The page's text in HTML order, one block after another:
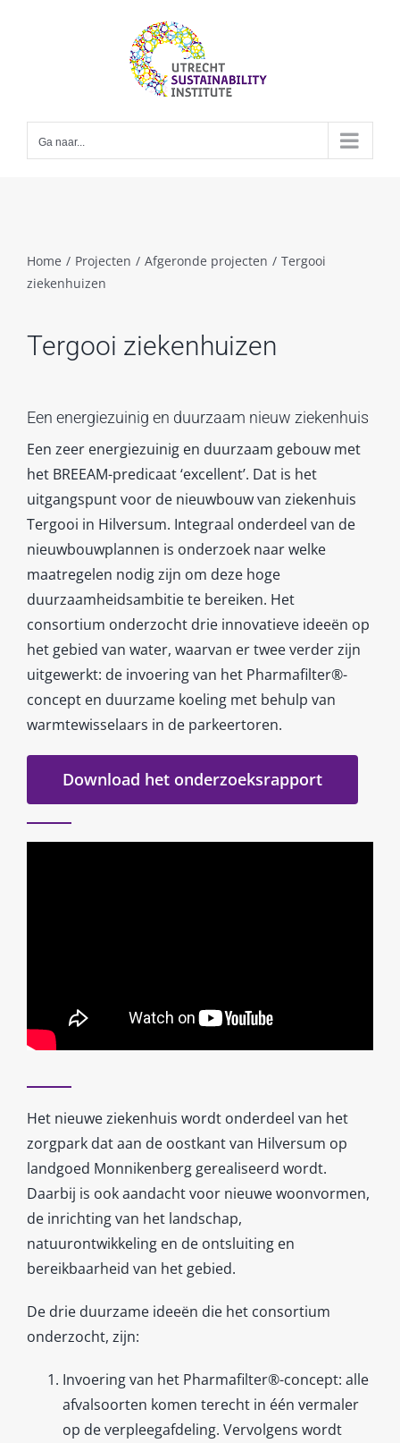
Ga naar...
Home / Projecten / Afgeronde projecten / Tergooi
ziekenhuizen
Tergooi ziekenhuizen
Een energiezuinig en duurzaam nieuw ziekenhuis
Een zeer energiezuinig en duurzaam gebouw met
het BREEAM-predicaat ‘excellent’. Dat is het
uitgangspunt voor de nieuwbouw van ziekenhuis
Tergooi in Hilversum. Integraal onderdeel van de
nieuwbouwplannen is onderzoek naar welke
maatregelen nodig zijn om deze hoge
duurzaamheidsambitie te bereiken. Het
consortium onderzocht drie innovatieve ideeën op
het gebied van water, waarvan er twee verder zijn
uitgewerkt: de invoering van het Pharmafilter®-
concept en duurzame koeling met behulp van
warmtewisselaars in de parkeertoren.
Download het onderzoeksrapport
Het nieuwe ziekenhuis wordt onderdeel van het
zorgpark dat aan de oostkant van Hilversum op
landgoed Monnikenberg gerealiseerd wordt.
Daarbij is ook aandacht voor nieuwe woonvormen,
de inrichting van het landschap,
natuurontwikkeling en de ontsluiting en
bereikbaarheid van het gebied.
De drie duurzame ideeën die het consortium
onderzocht, zijn:
Invoering van het Pharmafilter®-concept: alle
afvalsoorten komen terecht in één vermaler
op de verpleegafdeling. Vervolgens wordt